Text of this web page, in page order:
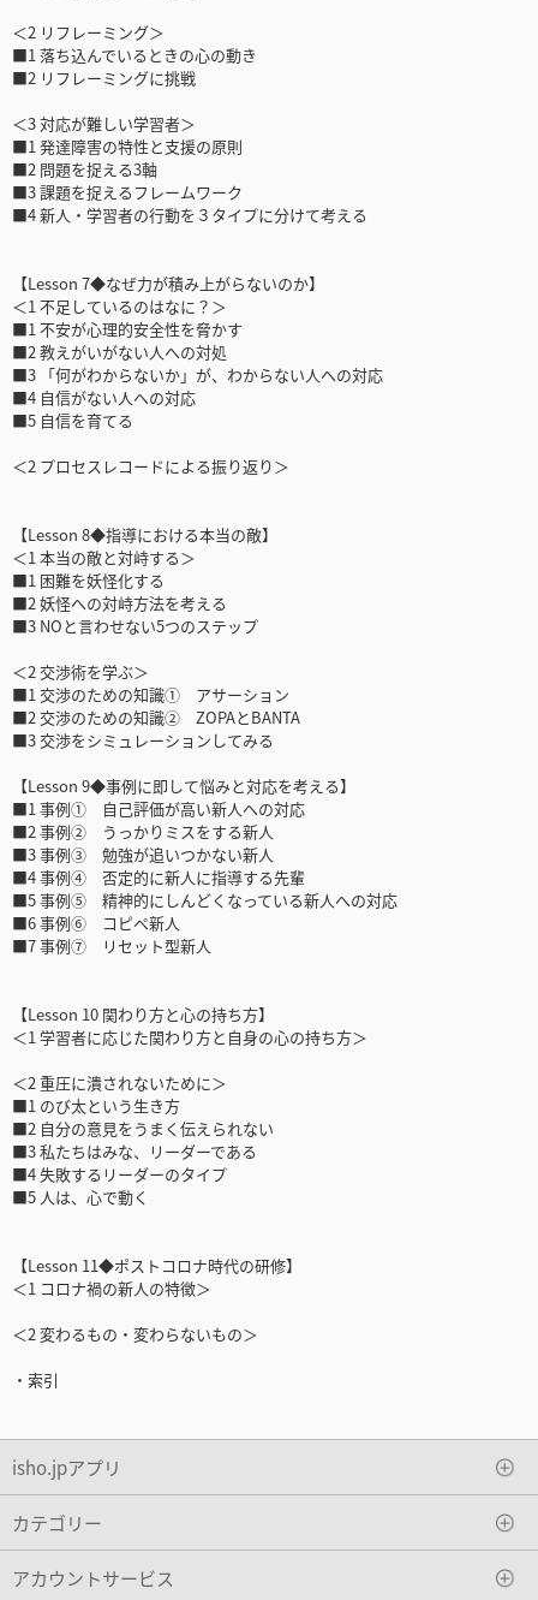
＜2 リフレーミング＞
■1 落ち込んでいるときの心の動き
■2 リフレーミングに挑戦
＜3 対応が難しい学習者＞
■1 発達障害の特性と支援の原則
■2 問題を捉える3軸
■3 課題を捉えるフレームワーク
■4 新人・学習者の行動を３タイプに分けて考える
【Lesson 7◆なぜ力が積み上がらないのか】
＜1 不足しているのはなに？＞
■1 不安が心理的安全性を脅かす
■2 教えがいがない人への対処
■3 「何がわからないか」が、わからない人への対応
■4 自信がない人への対応
■5 自信を育てる
＜2 プロセスレコードによる振り返り＞
【Lesson 8◆指導における本当の敵】
＜1 本当の敵と対峙する＞
■1 困難を妖怪化する
■2 妖怪への対峙方法を考える
■3 NOと言わせない5つのステップ
＜2 交渉術を学ぶ＞
■1 交渉のための知識① アサーション
■2 交渉のための知識② ZOPAとBANTA
■3 交渉をシミュレーションしてみる
【Lesson 9◆事例に即して悩みと対応を考える】
■1 事例① 自己評価が高い新人への対応
■2 事例② うっかりミスをする新人
■3 事例③ 勉強が追いつかない新人
■4 事例④ 否定的に新人に指導する先輩
■5 事例⑤ 精神的にしんどくなっている新人への対応
■6 事例⑥ コピペ新人
■7 事例⑦ リセット型新人
【Lesson 10 関わり方と心の持ち方】
＜1 学習者に応じた関わり方と自身の心の持ち方＞
＜2 重圧に潰されないために＞
■1 のび太という生き方
■2 自分の意見をうまく伝えられない
■3 私たちはみな、リーダーである
■4 失敗するリーダーのタイプ
■5 人は、心で動く
【Lesson 11◆ポストコロナ時代の研修】
＜1 コロナ禍の新人の特徴＞
＜2 変わるもの・変わらないもの＞
・索引
isho.jpアプリ
カテゴリー
アカウントサービス